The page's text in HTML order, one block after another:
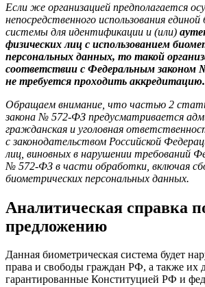
Если же организацией предполагается
непосредственного использования
системы для идентификации и (или)
физических лиц с использованием
персональных данных, то такой
соответствии с Федеральным законом
не требуется проходить аккредитацию.
Обращаем внимание, что частью 2
закона № 572-ФЗ предусматривается
гражданская и уголовная
с законодательством Российской
лиц, виновных в нарушении требований
№ 572-ФЗ в части обработки, включая
биометрических персональных данных.
Аналитическая справка
предложению
Данная биометрическая система будет
права и свободы граждан РФ, а также их
гарантированные Конституцией РФ и